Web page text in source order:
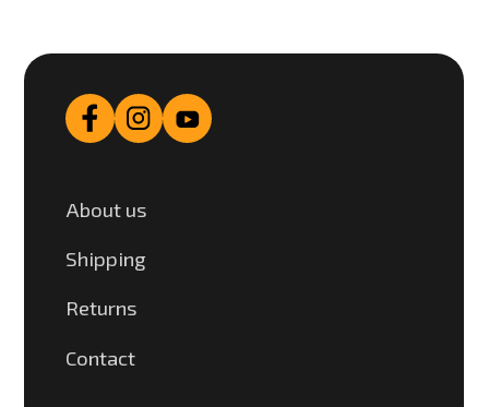
About us
Shipping
Returns
Contact